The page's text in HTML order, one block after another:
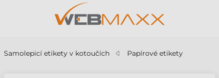
Samolepicí etikety v kotoučích Papírové etikety